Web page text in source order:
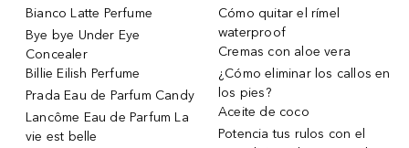
Bianco Latte Perfume
Bye bye Under Eye
Concealer
Billie Eilish Perfume
Prada Eau de Parfum Candy
Lancôme Eau de Parfum La
vie est belle
Cómo quitar el rímel
waterproof
Cremas con aloe vera
¿Cómo eliminar los callos en
los pies?
Aceite de coco
Potencia tus rulos con el